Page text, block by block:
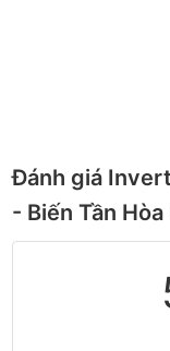
Đánh giá
- Biến Tần